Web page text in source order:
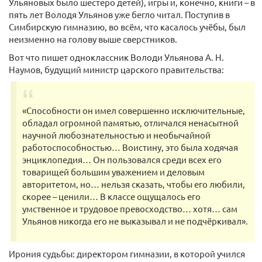
пять лет Володя Ульянов уже бегло читал. Поступив в
Симбирскую гимназию, во всём, что касалось учёбы, был
неизменно на голову выше сверстников.
Вот что пишет одноклассник Володи Ульянова А. Н.
Наумов, будущий министр царского правительства:
«Способности он имел совершенно исключительные,
обладал огромной памятью, отличался ненасытной
научной любознательностью и необычайной
работоспособностью… Воистину, это была ходячая
энциклопедия… Он пользовался среди всех его
товарищей большим уважением и деловым
авторитетом, но… нельзя сказать, чтобы его любили,
скорее – ценили… В классе ощущалось его
умственное и трудовое превосходство… хотя… сам
Ульянов никогда его не выказывал и не подчёркивал».
Ирония судьбы: директором гимназии, в которой учился